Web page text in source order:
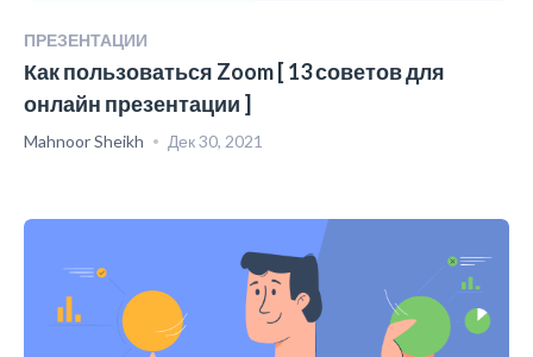
ПРЕЗЕНТАЦИИ
Как пользоваться Zoom [ 13 советов для
онлайн презентации ]
Mahnoor Sheikh Дек 30, 2021